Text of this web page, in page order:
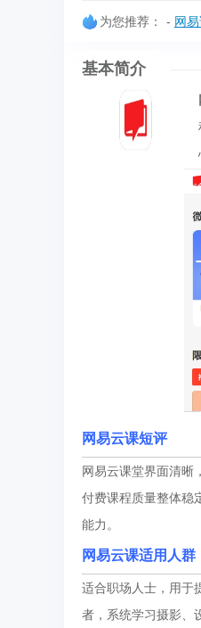
为您推荐： - 网
基本简介
网易云课短评
网易云课堂界面清晰
付费课程质量整体稳
能力。
网易云课适用人群
适合职场人士，用于
者，系统学习摄影、